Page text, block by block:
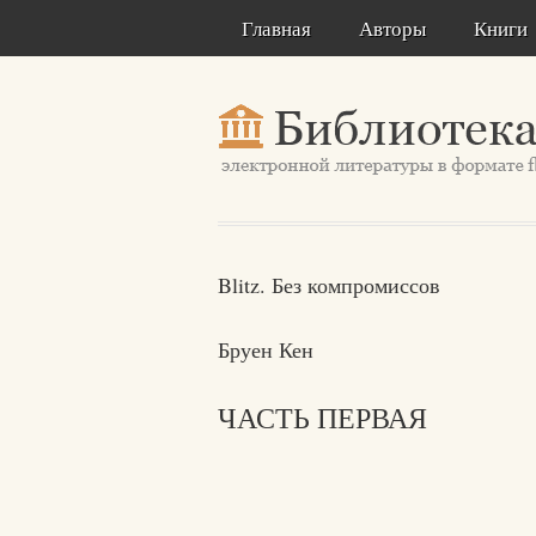
Главная Авторы Книги
Blitz. Без компромиссов
Бруен Кен
ЧАСТЬ ПЕРВАЯ